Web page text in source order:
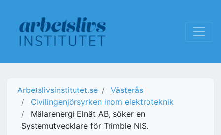
Arbetslivsinstitutet.se
Västerås
Civilingenjörsyrken inom elektroteknik
Mälarenergi Elnät AB, söker en
Systemutvecklare för Trimble NIS.